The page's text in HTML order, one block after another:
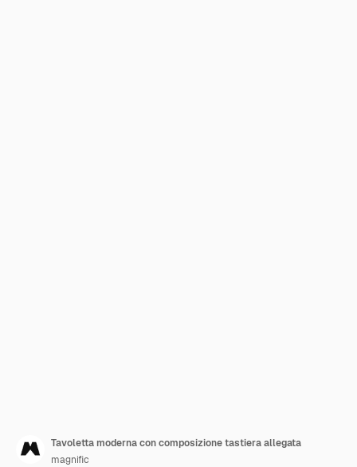
Tavoletta moderna con composizione tastiera allegata
magnific